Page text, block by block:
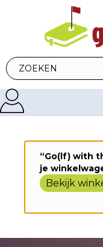
“Go(lf) with
je
Bekijk